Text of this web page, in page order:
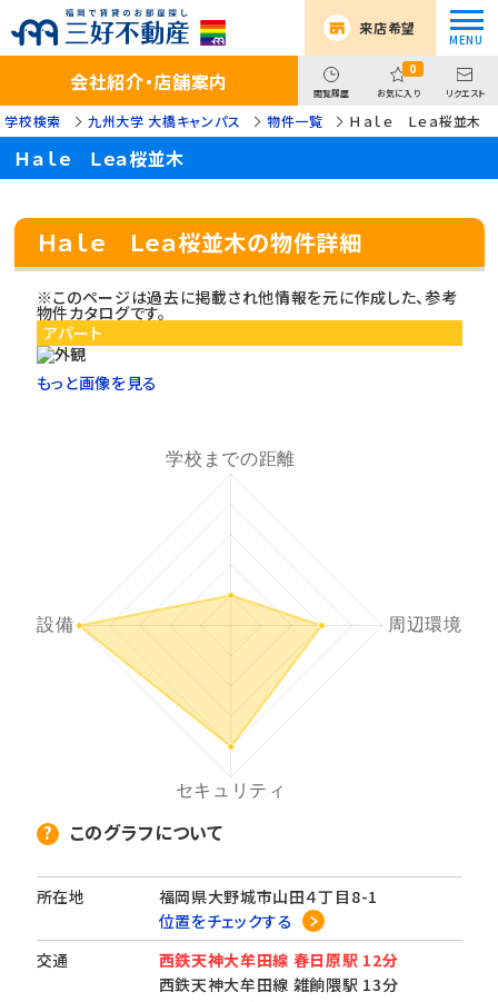
来店希望
会社紹介・店舗案内 閲覧履歴
0
お気に入り リクエスト
学校検索 九州大学 大橋キャンパス 物件一覧 Ｈａｌｅ Ｌｅａ桜並木
Ｈａｌｅ Ｌｅａ桜並木
Ｈａｌｅ Ｌｅａ桜並木の物件詳細
※このページは過去に掲載され他情報を元に作成した、参考
物件カタログです。
アパート
もっと画像を見る
このグラフについて
所在地
福岡県大野城市山田４丁目8-1
位置をチェックする
交通
西鉄天神大牟田線 春日原駅 12分
西鉄天神大牟田線 雑餉隈駅 13分